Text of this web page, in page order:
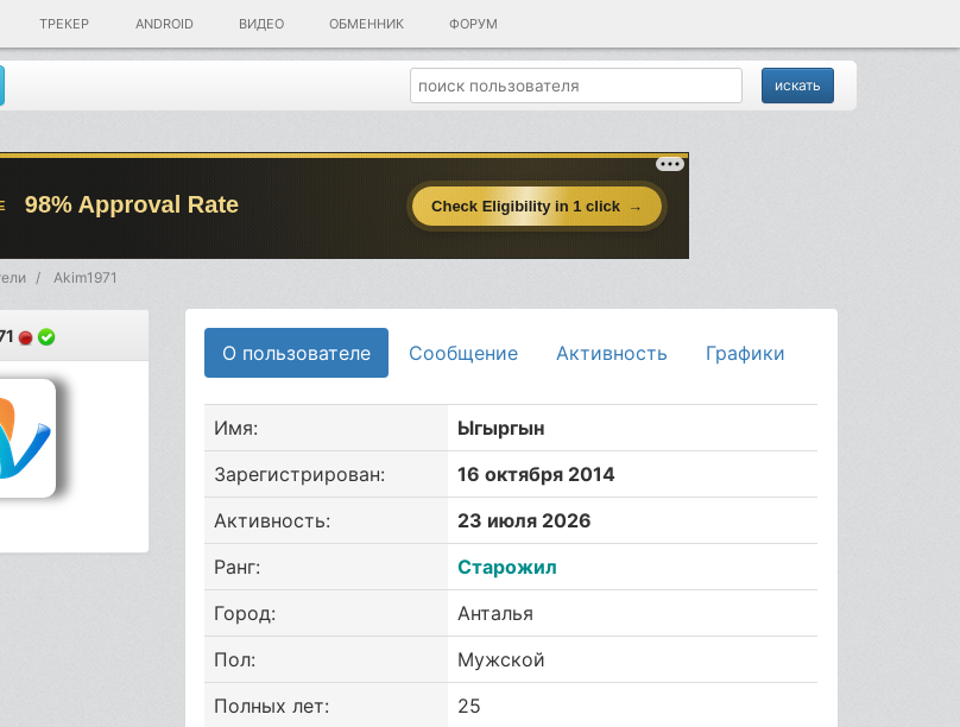
ТРЕКЕР ANDROID ВИДЕО ОБМЕННИК ФОРУМ
Akim1971
О пользователе Сообщение Активность Графики
Имя:
Ыгыргын
Зарегистрирован:
16 октября 2014
Активность:
23 июля 2026
Ранг:
Старожил
Город:
Анталья
Пол:
Мужской
Полных лет:
25